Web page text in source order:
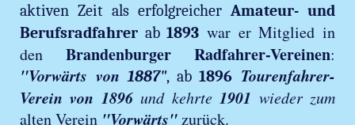
aktiven Zeit als erfolgreicher Amateur- und
Berufsradfahrer ab1893 war er Mitglied in
den Brandenburger Radfahrer-Vereinen:
"Vorwärts von 1887", ab1896 Tourenfahrer-
Verein von 1896 und kehrte 1901 wieder zum
alten Verein "Vorwärts"zurück.